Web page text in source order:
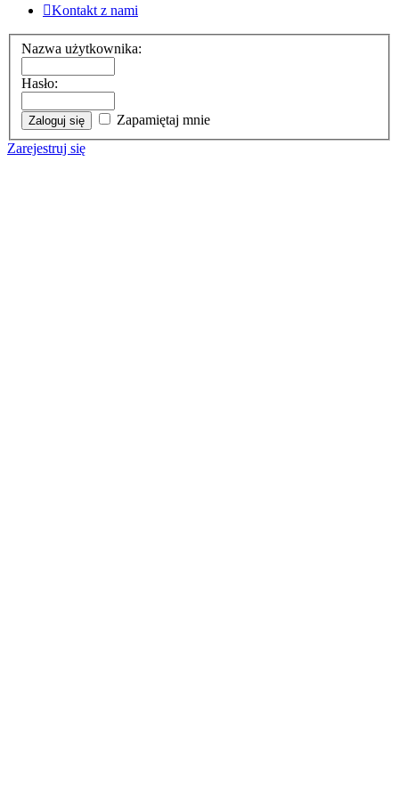
Kontakt z nami
Nazwa użytkownika:
Hasło:
Zapamiętaj mnie
Zarejestruj się